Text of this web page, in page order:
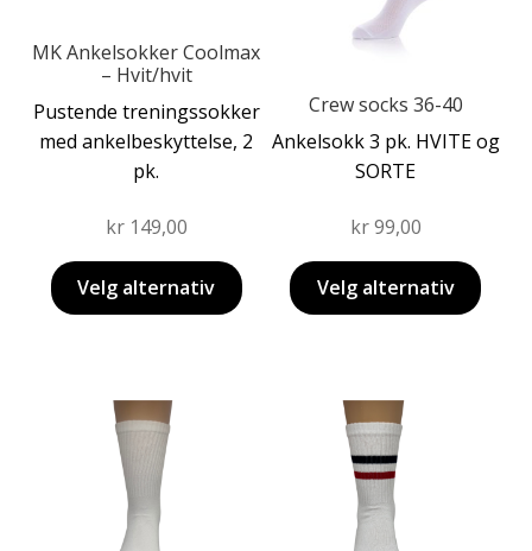
MK Ankelsokker Coolmax
– Hvit/hvit
Pustende treningssokker
med ankelbeskyttelse, 2
pk.
kr149,00
Velg alternativ
produktsiden
Crew socks 36-40
Ankelsokk 3 pk. HVITE og
SORTE
kr99,00
Velg alternativ
kan
velges
produktsiden
Dette
produktet
har
varianter.
Dette
produktet
har
flere
varianter.